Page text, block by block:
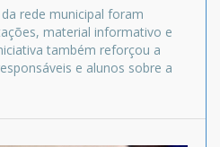
rede municipal foram
material informativo e
também reforçou a
e alunos sobre a